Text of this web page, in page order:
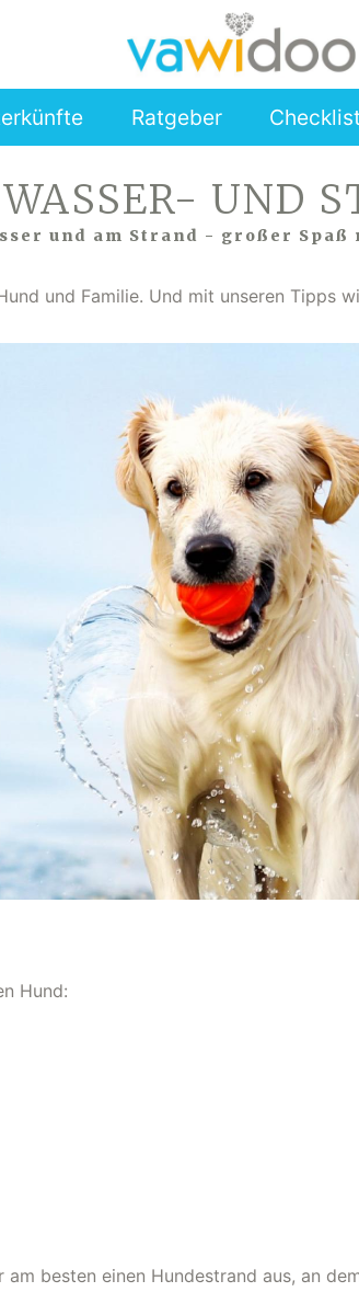
Ratgeber
UND
und am Strand - großer
und Familie. Und mit unseren Tipps
Hund:
besten einen Hundestrand aus, an